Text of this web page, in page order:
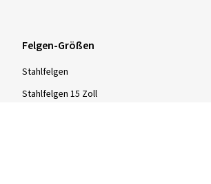
Felgen-Größen
Stahlfelgen
Stahlfelgen 15 Zoll